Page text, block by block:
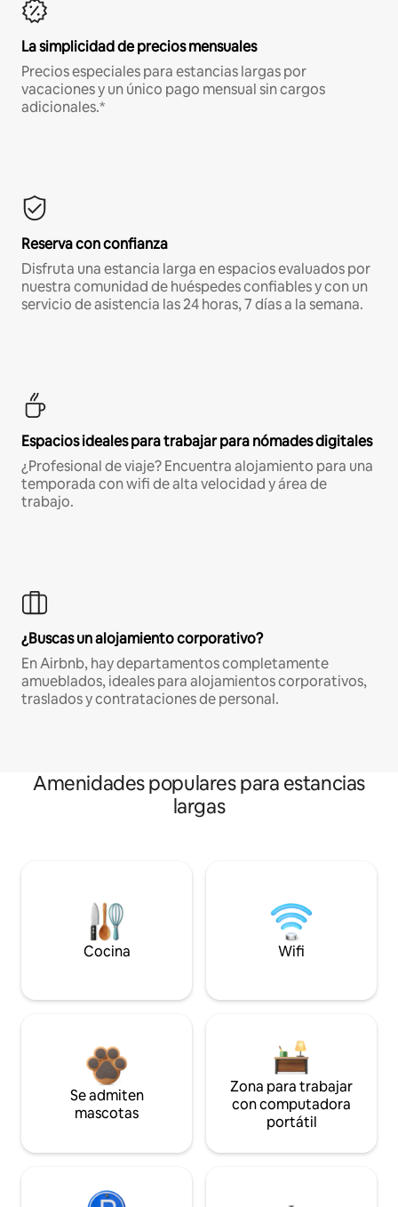
La simplicidad de precios mensuales
Precios especiales para estancias largas por
vacaciones y un único pago mensual sin cargos
adicionales.*
Reserva con confianza
Disfruta una estancia larga en espacios evaluados por
nuestra comunidad de huéspedes confiables y con un
servicio de asistencia las 24 horas, 7 días a la semana.
Espacios ideales para trabajar para nómades digitales
¿Profesional de viaje? Encuentra alojamiento para una
temporada con wifi de alta velocidad y área de
trabajo.
¿Buscas un alojamiento corporativo?
En Airbnb, hay departamentos completamente
amueblados, ideales para alojamientos corporativos,
traslados y contrataciones de personal.
Amenidades populares para estancias
largas
Cocina Wifi
Se admiten
mascotas
Zona para trabajar
con computadora
portátil